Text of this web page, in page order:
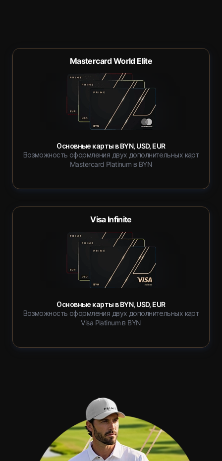
Mastercard World Elite
Основные карты в BYN, USD, EUR
Возможность оформления двух дополнительных карт
Mastercard Platinum в BYN
Visa Infinite
Основные карты в BYN, USD, EUR
Возможность оформления двух дополнительных карт
Visa Platinum в BYN